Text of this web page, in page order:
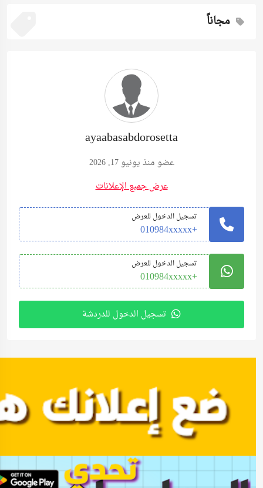
مجاناً
ayaabasabdorosetta
عضو منذ يونيو 17, 2026
عرض جميع الإعلانات
تسجيل الدخول للعرض
+010984xxxxx
تسجيل الدخول للعرض
+010984xxxxx
تسجيل الدخول للدردشة